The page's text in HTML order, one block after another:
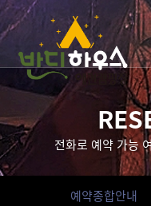
전화로 예약 가능
예약종합안내